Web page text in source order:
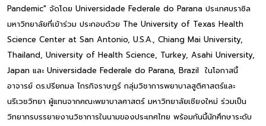
Pandemic" จัดโดย Universidade Federale do Parana ประเทศบราซิล
มหาวิทยาลัยที่เข้าร่วม ประกอบด้วย The University of Texas Health
Science Center at San Antonio, U.S.A., Chiang Mai University,
Thailand, University of Health Science, Turkey, Asahi University,
Japan และ Universidade Federale do Parana, Brazil ในโอกาสนี้
อาจารย์ ดร.ปรียกมล ไกรกิจราษฎร์ กลุ่มวิชาการพยาบาลสูติศาสตร์และ
นรีเวชวิทยา ผู้แทนจากคณะพยาบาลศาสตร์ มหาวิทยาลัยเชียงใหม่ ร่วมเป็น
วิทยากรบรรยายงานวิชาการในนามของประเทศไทย พร้อมกันนี้นักศึกษาระดับ